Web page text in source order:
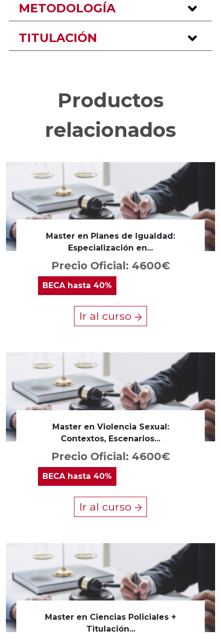
METODOLOGÍA
TITULACIÓN
Productos
relacionados
Master en Planes de Igualdad:
Especialización en...
Precio Oficial: 4600€
BECAhasta 40%
Ir al curso
Master en Violencia Sexual:
Contextos, Escenarios...
Precio Oficial: 4600€
BECA hasta 40%
Ir al curso
Master en Ciencias Policiales +
Titulación...